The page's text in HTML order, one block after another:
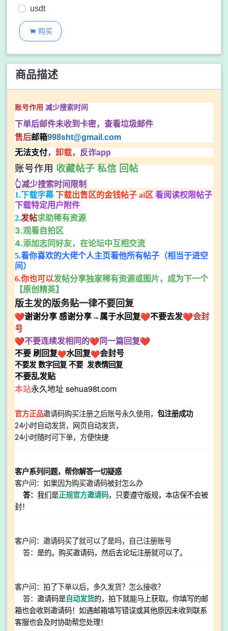
usdt
 购买
商品描述
账号作用 减少搜索时间
下单后邮件未收到卡密，查看垃圾邮件
售后邮箱998sht@gmail.com
无法支付， 卸载，反诈app
账号作用收藏帖子 私信 回帖
👆减少搜索时间限制
1.下载字幕下载出售区的金钱帖子 ai区 看阅读权限帖子
下载特定用户附件
2.发帖求助稀有资源
3.观看自拍区
4.添加志同好友，在论坛中互相交流
5.看你喜欢的大佬个人主页看他所有帖子（相当于进空
间）
6.你也可以发帖分享独家稀有资源或图片，成为下一个
【原创精英】
版主发的版务贴一律不要回复
谢谢分享感谢分享→属于水回复 不要去发
会封
号
不要连续发相同的
同一篇回复
不要 刷回复 水回复 会封号
不要发 数字回复 不要 发表情回复
不要乱发贴
本站永久地址 sehua98t.com
官方正品邀请码购买注册之后账号永久使用， 包注册成功
24小时自动发货，网页自动发货，
24小时随时可下单，方便快捷.
客户系列问题，帮你解答一切疑惑
客户问：如果因为购买邀请码被封怎么办
答： 我们是正规官方邀请码，只要遵守版规，本店保不会被
封！
客户问：邀请码买了就可以了是吗，自己注册账号
答： 是的。购买邀请码，然后去论坛注册就可以了。
客户问：拍了下单以后，多久发货？怎么接收？
答： 邀请码是 自动发货的，拍下就能马上获取。你填写的邮
箱也会收到邀请码！如遇邮箱填写错误或其他原因未收到联系
客服也会及时协助帮您处理！